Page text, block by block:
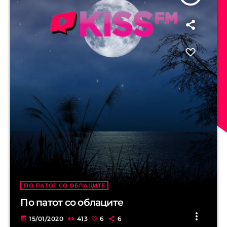
ПО ПАТОТ СО ОБЛАЦИТЕ
По патот со облаците
today 15/01/2020 413 6 6 more_vert